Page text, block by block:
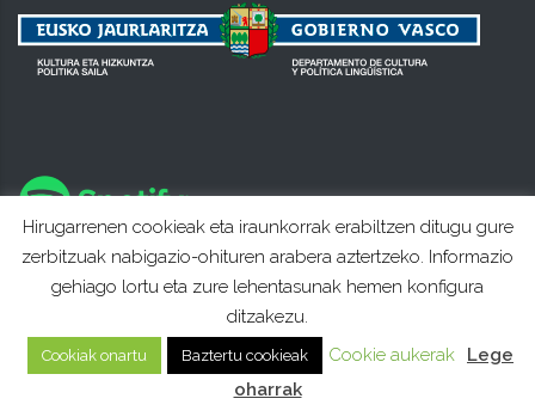
Hirugarrenen cookieak eta iraunkorrak erabiltzen ditugu gure
zerbitzuak nabigazio-ohituren arabera aztertzeko. Informazio
gehiago lortu eta zure lehentasunak hemen konfigura
ditzakezu.
Cookiak onartu Baztertu cookieak Cookie aukerak
Lege
oharrak